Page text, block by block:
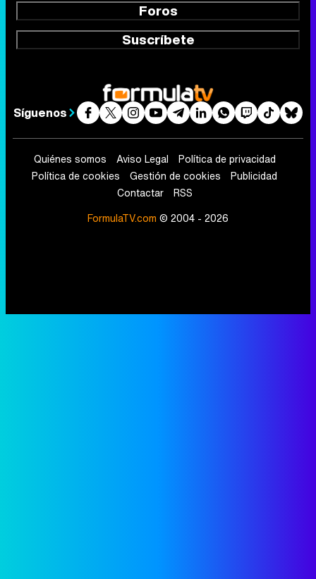
Foros
Suscríbete
Síguenos
Quiénes somos Aviso Legal
Política de privacidad
Política de cookies
Gestión de cookies
Publicidad
Contactar
RSS
FormulaTV.com © 2004 - 2026